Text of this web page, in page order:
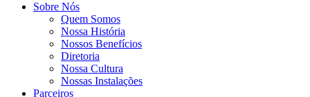
Sobre Nós
Quem Somos
Nossa História
Nossos Benefícios
Diretoria
Nossa Cultura
Nossas Instalações
Parceiros